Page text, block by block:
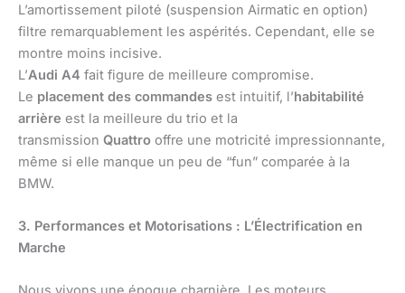
L’amortissement piloté (suspension Airmatic en option)
filtre remarquablement les aspérités. Cependant, elle se
montre moins incisive.
L’Audi A4 fait figure de meilleure compromise.
Le placement des commandes est intuitif, l’habitabilité
arrière est la meilleure du trio et la
transmission Quattro offre une motricité impressionnante,
même si elle manque un peu de “fun” comparée à la
BMW.
3. Performances et Motorisations : L’Électrification en
Marche